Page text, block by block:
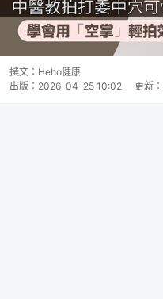
撰文： Heho健康
出版： 2026-04-25 10:02 更新：